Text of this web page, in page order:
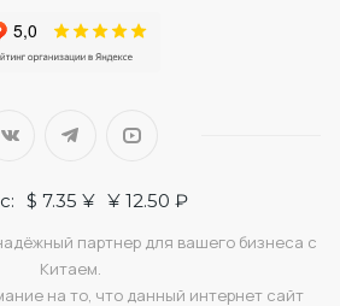
$ 7.35 ¥ ¥ 12.50 ₽
партнер для вашего бизнеса с
Китаем.
на то, что данный интернет сайт